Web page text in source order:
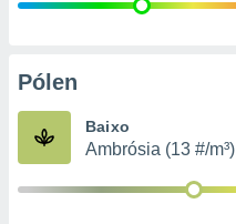
Pólen
Baixo
Ambrósia (13 #/m³)